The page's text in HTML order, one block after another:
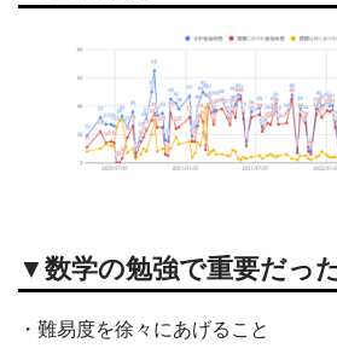
▼数学の勉強で重要だっ
・難易度を徐々にあげること